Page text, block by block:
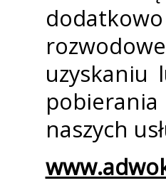
uzyskaniu
naszych